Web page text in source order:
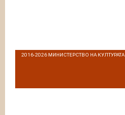
2016-2026 МИНИСТЕРСТВО НА КУЛТУРАТА